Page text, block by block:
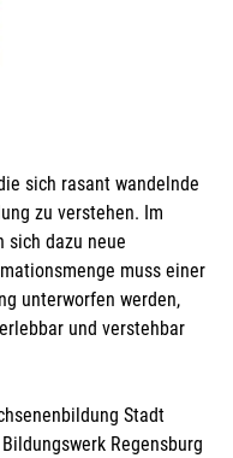
sich rasant wandelnde
zu verstehen. Im
sich dazu neue
muss einer
unterworfen werden,
und verstehbar
Stadt
Regensburg